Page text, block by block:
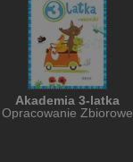
Akademia 3-latka
Opracowanie Zbiorowe